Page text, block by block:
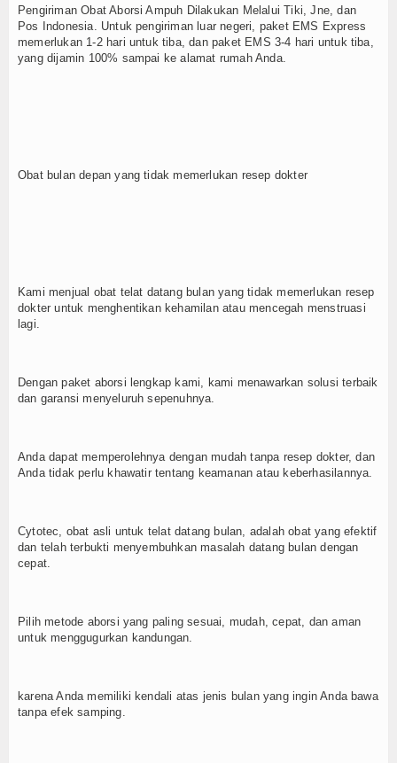
Pengiriman Obat Aborsi Ampuh Dilakukan Melalui Tiki, Jne, dan
Pos Indonesia. Untuk pengiriman luar negeri, paket EMS Express
memerlukan 1-2 hari untuk tiba, dan paket EMS 3-4 hari untuk tiba,
yang dijamin 100% sampai ke alamat rumah Anda.
Obat bulan depan yang tidak memerlukan resep dokter
Kami menjual obat telat datang bulan yang tidak memerlukan resep
dokter untuk menghentikan kehamilan atau mencegah menstruasi
lagi.
Dengan paket aborsi lengkap kami, kami menawarkan solusi terbaik
dan garansi menyeluruh sepenuhnya.
Anda dapat memperolehnya dengan mudah tanpa resep dokter, dan
Anda tidak perlu khawatir tentang keamanan atau keberhasilannya.
Cytotec, obat asli untuk telat datang bulan, adalah obat yang efektif
dan telah terbukti menyembuhkan masalah datang bulan dengan
cepat.
Pilih metode aborsi yang paling sesuai, mudah, cepat, dan aman
untuk menggugurkan kandungan.
karena Anda memiliki kendali atas jenis bulan yang ingin Anda bawa
tanpa efek samping.